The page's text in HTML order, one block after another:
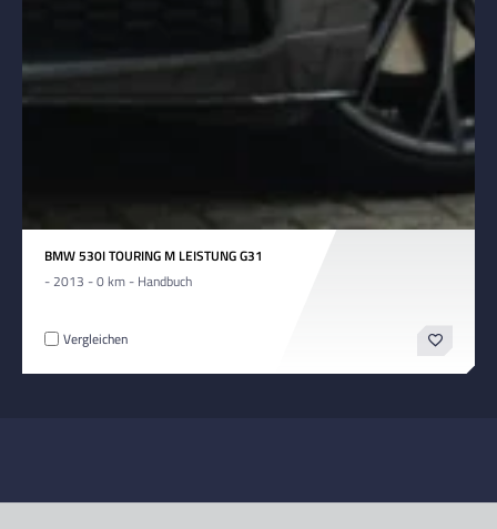
BMW 530I TOURING M LEISTUNG G31
- 2013 - 0 km - Handbuch
Vergleichen